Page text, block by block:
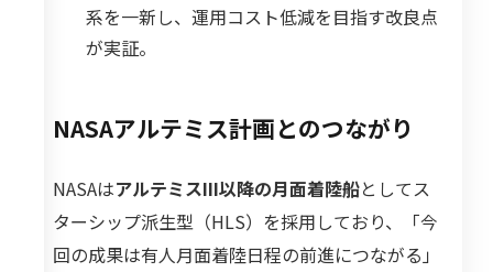
系を一新し、運用コスト低減を目指す改良点
が実証。
NASAアルテミス計画とのつながり
NASAはアルテミスIII以降の月面着陸船としてス
ターシップ派生型（HLS）を採用しており、「今
回の成果は有人月面着陸日程の前進につながる」